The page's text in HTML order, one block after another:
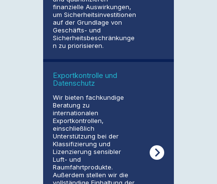
finanzielle Auswirkungen,
um Sicherheitsinvestitionen
auf der Grundlage von
Geschäfts- und
Sicherheitsbeschränkunge
n zu priorisieren.
Exportkontrolle und
Datenschutz
Wir bieten fachkundige
Beratung zu
internationalen
Exportkontrollen,
einschließlich
Unterstützung bei der
Klassifizierung und
Lizenzierung sensibler
Luft- und
Raumfahrtprodukte.
Außerdem stellen wir die